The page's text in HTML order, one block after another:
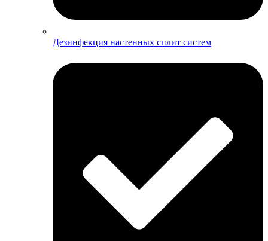
Дезинфекция настенных сплит систем